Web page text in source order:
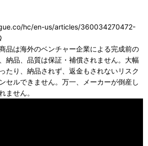
hc/en-us/articles/360034270472-
品は海外のベンチャー企業による完成前の
納品、品質は保証・補償されません。大幅
たり、納品されず、返金もされないリスク
セルできません。万一、メーカーが倒産し
ません。